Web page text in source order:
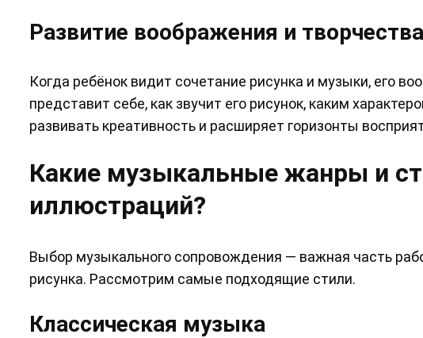
Развитие воображения и творчества
Когда ребёнок видит сочетание рисунка и музыки, его
представит себе, как звучит его рисунок, каким
развивать креативность и расширяет горизонты
Какие музыкальные жанры и
иллюстраций?
Выбор музыкального сопровождения — важная часть
рисунка. Рассмотрим самые подходящие стили.
Классическая музыка